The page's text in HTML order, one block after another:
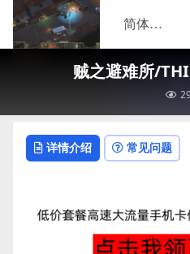
贼之避难所/
详情介绍 常见问题